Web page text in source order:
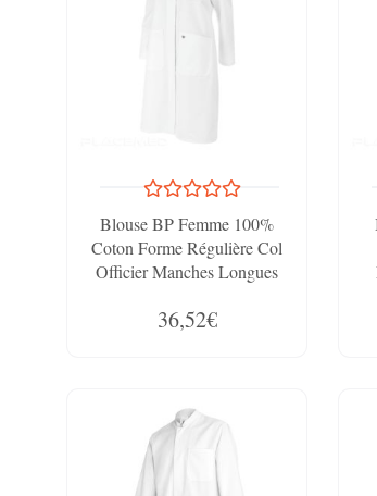
Blouse BP Femme 100%
Coton Forme Régulière Col
Officier Manches Longues
36,52€